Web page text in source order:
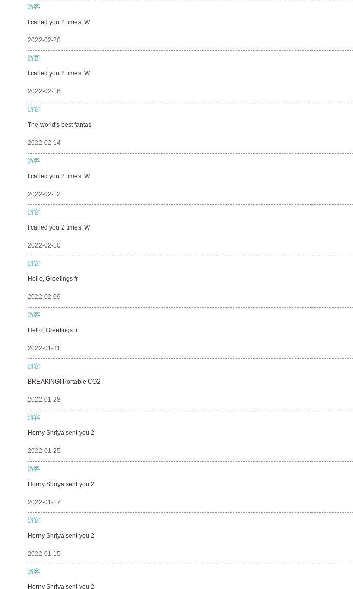
游客
I called you 2 times. W
2022-02-20
游客
I called you 2 times. W
2022-02-16
游客
The world's best fantas
2022-02-14
游客
I called you 2 times. W
2022-02-12
游客
I called you 2 times. W
2022-02-10
游客
Hello, Greetings fr
2022-02-09
游客
Hello, Greetings fr
2022-01-31
游客
BREAKING! Portable CO2
2022-01-28
游客
Horny Shriya sent you 2
2022-01-25
游客
Horny Shriya sent you 2
2022-01-17
游客
Horny Shriya sent you 2
2022-01-15
游客
Horny Shriya sent you 2